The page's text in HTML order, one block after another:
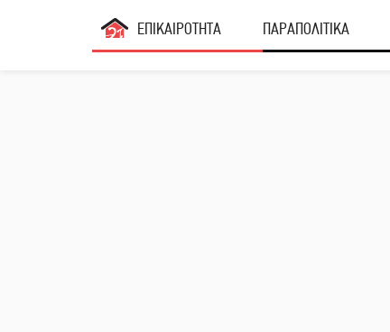
ΕΠΙΚΑΙΡΟΤΗΤΑ ΠΑΡΑΠΟΛΙΤΙΚΑ